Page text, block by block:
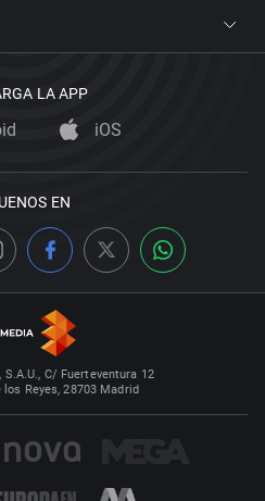
LA APP
iOS
EN
C/ Fuerteventura 12
Reyes, 28703 Madrid